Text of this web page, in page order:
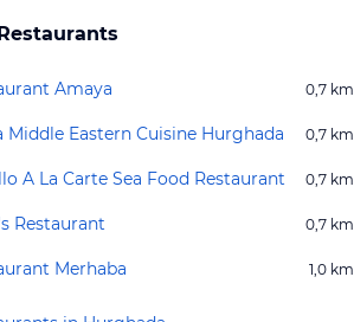
Amaya 0,7 km
Middle Eastern Cuisine Hurghada 0,7 km
A La Carte Sea Food Restaurant 0,7 km
Restaurant 0,7 km
Merhaba 1,0 km